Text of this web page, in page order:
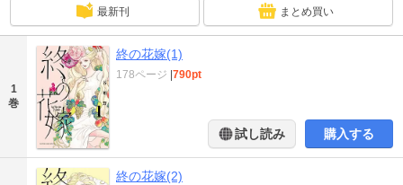
最新刊 まとめ買い
1
巻
終の花嫁(1)
178ページ 790pt
試し読み 購入する
終の花嫁(2)